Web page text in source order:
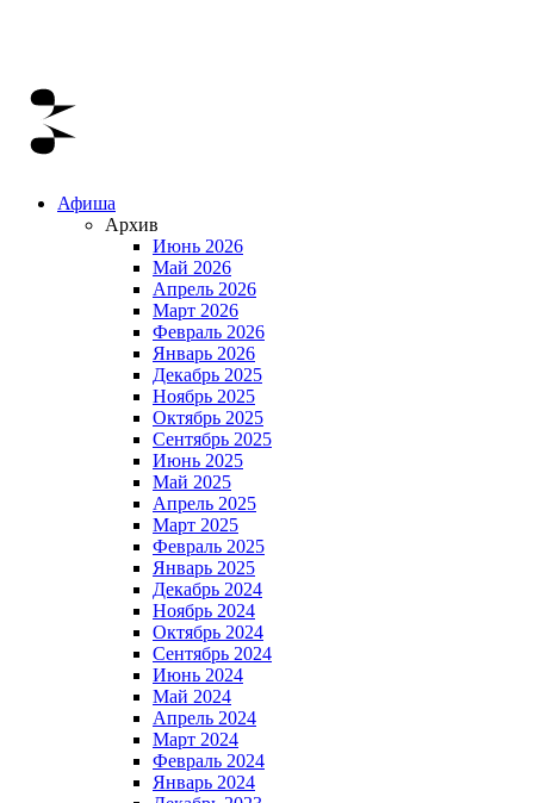
Афиша
Архив
Июнь 2026
Май 2026
Апрель 2026
Март 2026
Февраль 2026
Январь 2026
Декабрь 2025
Ноябрь 2025
Октябрь 2025
Сентябрь 2025
Июнь 2025
Май 2025
Апрель 2025
Март 2025
Февраль 2025
Январь 2025
Декабрь 2024
Ноябрь 2024
Октябрь 2024
Сентябрь 2024
Июнь 2024
Май 2024
Апрель 2024
Март 2024
Февраль 2024
Январь 2024